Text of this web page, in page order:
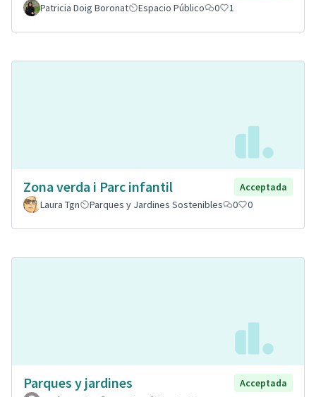
Patricia Doig Boronat
Espacio Público 0 1
Zona verda i Parc infantil
Acceptada
Laura Tgn
Parques y Jardines Sostenibles 0 0
Parques y jardines
Acceptada